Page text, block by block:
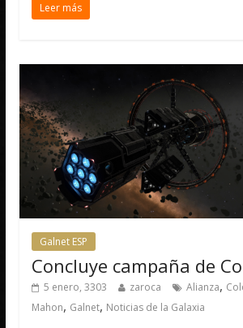
Leer más
Galnet ESP
Concluye campaña de
5 enero, 3303 zaroca Alianza,
Mahon, Galnet, Noticias de la Galaxia